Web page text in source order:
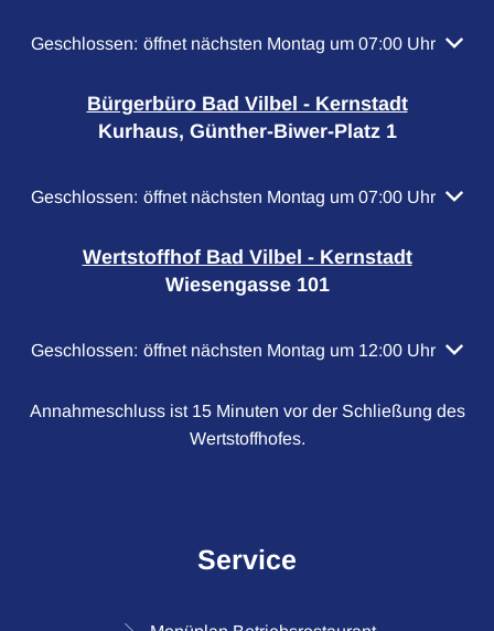
Klicken, um weitere Öffnungs- oder Schließzeiten
Geschlossen: öffnet nächsten Montag um 07:00 Uhr
Bürgerbüro Bad Vilbel - Kernstadt
Kurhaus, Günther-Biwer-Platz 1
Klicken, um weitere Öffnungs- oder Schließzeiten
Geschlossen: öffnet nächsten Montag um 07:00 Uhr
Wertstoffhof Bad Vilbel - Kernstadt
Wiesengasse 101
Klicken, um weitere Öffnungs- oder Schließzeiten
Geschlossen: öffnet nächsten Montag um 12:00 Uhr
Annahmeschluss ist 15 Minuten vor der Schließung des
Wertstoffhofes.
Service